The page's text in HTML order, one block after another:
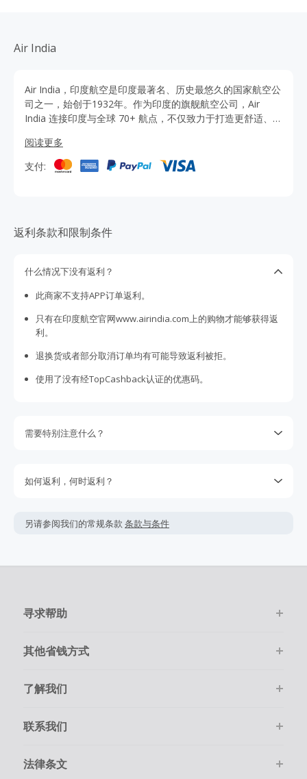
Air India
Air India，印度航空是印度最著名、历史最悠久的国家航空公
司之一，始创于1932年。作为印度的旗舰航空公司，Air
India 连接印度与全球 70+ 航点，不仅致力于打造更舒适、更
向全世界展示“印度风采”。马上通过TopCashback网站点击
印度航空官网购买可获得优惠和返利，还有额外返利。 无论
是商务出行、家庭旅行还是探索世界的冒险之旅，让每一次
阅读更多
支付:
返利条款和限制条件
什么情况下没有返利？
此商家不支持APP订单返利。
只有在印度航空官网www.airindia.com上的购物才能够获得返
利。
退换货或者部分取消订单均有可能导致返利被拒。
使用了没有经TopCashback认证的优惠码。
需要特别注意什么？
不要取决于期待的返利，因为我们不能保证一定能获取得到返
返利金额可能会根据实际交易情况会有所上下浮动。
在点击进入商家购物前，请务必清空自己的购物车。
如何返利，何时返利？
网上购物。
100天内提交返利索赔，因为我们无法处理超过100天的交易。
另请参阅我们的常规条款 条款与条件
寻求帮助
其他省钱方式
了解我们
联系我们
法律条文